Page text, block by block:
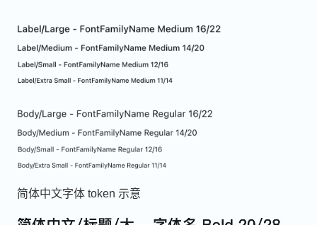
简体中文字体 token 示意